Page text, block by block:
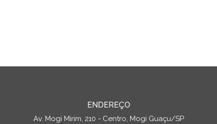
ENDEREÇO
Av. Mogi Mirim, 210 - Centro, Mogi Guaçu/SP